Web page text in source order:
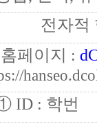
자적
페이지 :
: 학번